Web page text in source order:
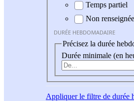
Temps partiel
Non renseignée
DURÉE HEBDOMADAIRE
Précisez la durée
Durée minimale (en
Appliquerle filtre de durée